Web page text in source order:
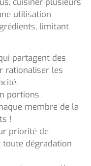
utilisation
limitant
partagent des
rationaliser les
portions
membre de la
!
priorité de
dégradation